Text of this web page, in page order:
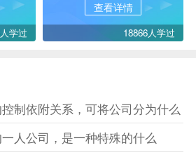
学过
查看详情
18866人学过
制依附关系，可将公司分为什么
人公司，是一种特殊的什么